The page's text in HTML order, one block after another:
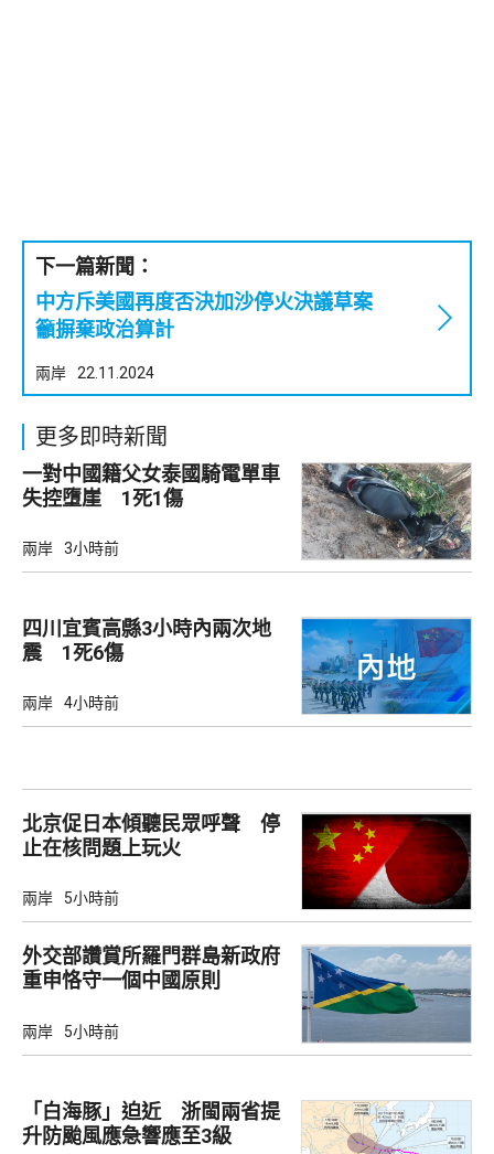
下一篇新聞：
中方斥美國再度否決加沙停火決議草案
籲摒棄政治算計
兩岸 22.11.2024
更多即時新聞
一對中國籍父女泰國騎電單車
失控墮崖 1死1傷
兩岸 3小時前
四川宜賓高縣3小時內兩次地
震 1死6傷
兩岸 4小時前
北京促日本傾聽民眾呼聲 停
止在核問題上玩火
兩岸 5小時前
外交部讚賞所羅門群島新政府
重申恪守一個中國原則
兩岸 5小時前
「白海豚」迫近 浙閩兩省提
升防颱風應急響應至3級